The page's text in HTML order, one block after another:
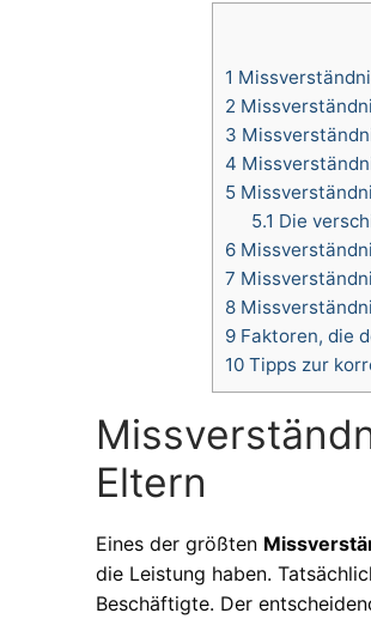
1
2
3
4
5
5.1 Die
6
7
8
9Faktoren, die
10Tipps zur
Eltern
Eines der größten
die Leistung haben.
Beschäftigte. Der